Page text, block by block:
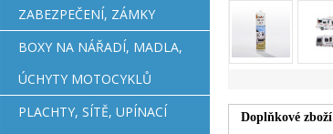
ZABEZPEČENÍ, ZÁMKY
BOXY NA NÁŘADÍ, MADLA,
ÚCHYTY MOTOCYKLŮ
PLACHTY, SÍTĚ, UPÍNACÍ
Doplňkové zboží